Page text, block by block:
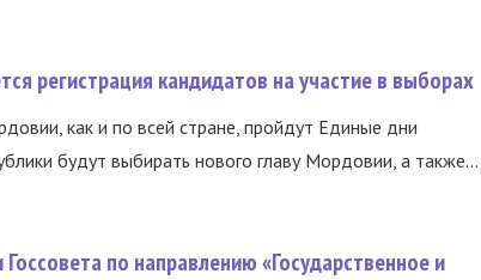
регистрация кандидатов на участие в выборах
как и по всей стране, пройдут Единые дни
будут выбирать нового главу Мордовии, а также...
по направлению «Государственное и